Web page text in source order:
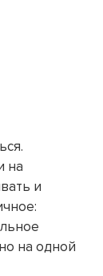
на
и
на одной